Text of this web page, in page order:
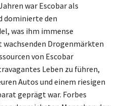
war Escobar als
dominierte den
was ihm immense
Drogenmärkten
von Escobar
Leben zu führen,
Autos und einem riesigen
geprägt war. Forbes